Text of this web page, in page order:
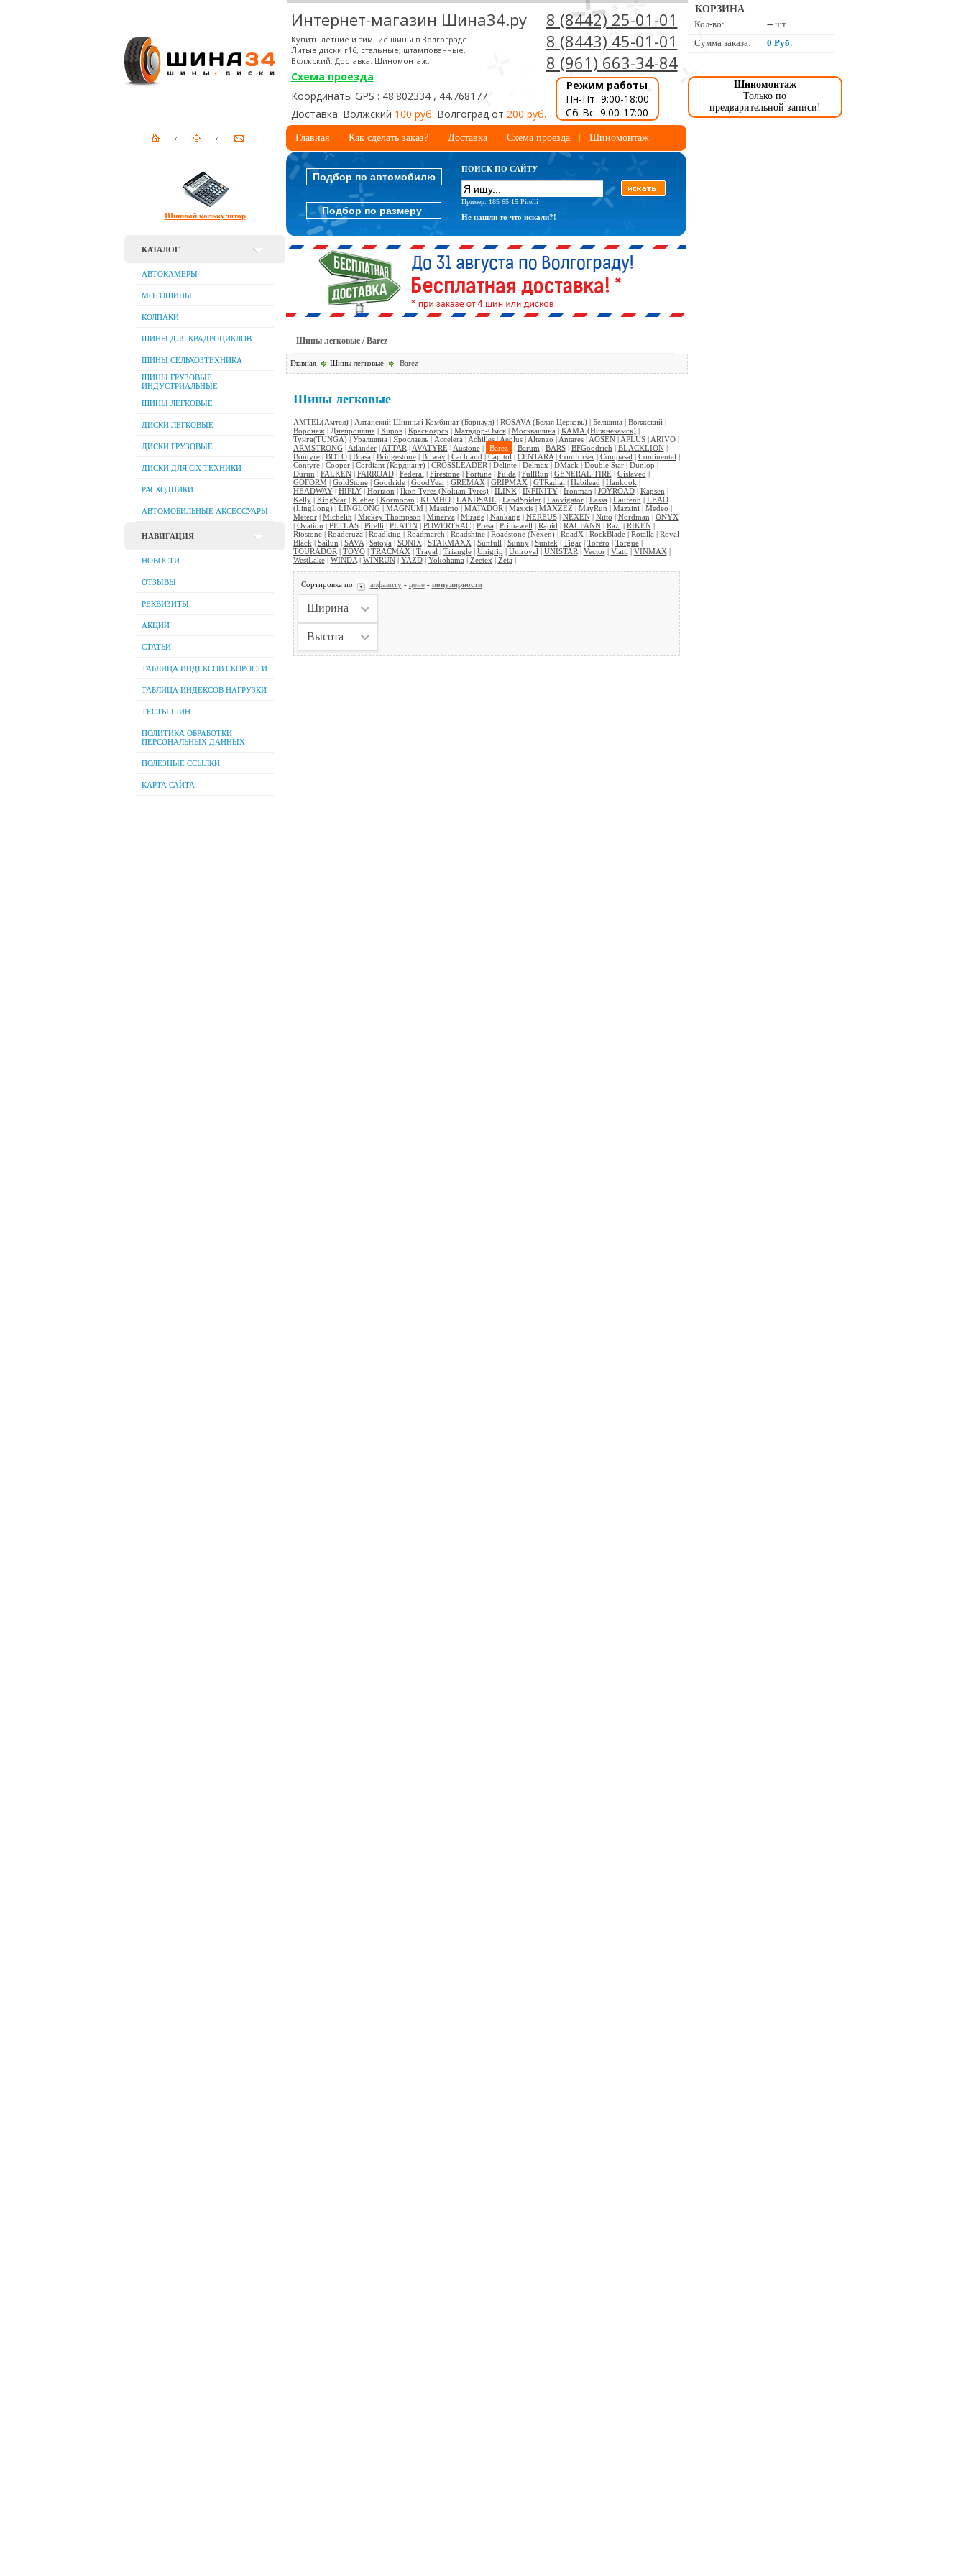
Интернет-магазин Шина34.ру
Купить летние и зимние шины в Волгограде.
Литые диски r16, стальные, штампованные.
Волжский. Доставка. Шиномонтаж.
Схема проезда
Координаты GPS : 48.802334 , 44.768177
Доставка: Волжский 100 руб. Волгоград от 200 руб.
8 (8442) 25-01-01
8 (8443) 45-01-01
8 (961) 663-34-84
Режим работы
Пн-Пт 9:00-18:00
Сб-Вс 9:00-17:00
КОРЗИНА
Кол-во:
--шт.
Сумма заказа:
0 Руб.
Шиномонтаж
Только по
предварительной записи!
Главная Как сделать заказ? Доставка Схема проезда Шиномонтаж
Шинный калькулятор
КАТАЛОГ
АВТОКАМЕРЫ
МОТОШИНЫ
КОЛПАКИ
ШИНЫ ДЛЯ КВАДРОЦИКЛОВ
ШИНЫ СЕЛЬХОЗТЕХНИКА
ШИНЫ ГРУЗОВЫЕ,
ИНДУСТРИАЛЬНЫЕ
ШИНЫ ЛЕГКОВЫЕ
ДИСКИ ЛЕГКОВЫЕ
ДИСКИ ГРУЗОВЫЕ
ДИСКИ ДЛЯ C|Х ТЕХНИКИ
РАСХОДНИКИ
АВТОМОБИЛЬНЫЕ АКСЕССУАРЫ
НАВИГАЦИЯ
НОВОСТИ
ОТЗЫВЫ
РЕКВИЗИТЫ
АКЦИИ
СТАТЬИ
ТАБЛИЦА ИНДЕКСОВ СКОРОСТИ
ТАБЛИЦА ИНДЕКСОВ НАГРУЗКИ
ТЕСТЫ ШИН
ПОЛИТИКА ОБРАБОТКИ
ПЕРСОНАЛЬНЫХ ДАННЫХ
ПОЛЕЗНЫЕ ССЫЛКИ
КАРТА САЙТА
ПОИСК ПО САЙТУ
Пример: 185 65 15 Pirelli
Не нашли то что искали?!
Подбор по автомобилю
Подбор по размеру
Шины легковые / Barez
Главная Шины легковые Barez
Шины легковые
AMTEL(Амтел)| Алтайский Шинный Комбинат (Барнаул)| ROSAVA (Белая Церковь)| Белшина | Волжский|
Воронеж| Днепрошина | Киров| Красноярск| Матадор-Омск| Москвашина | КАМА (Нижнекамск)|
Тунга(TUNGA)| Уралшина | Ярославль| Accelera | Achilles| Aeolus| Altenzo | Antares| AOSEN| APLUS| ARIVO|
ARMSTRONG| Atlander| ATTAR | AVATYRE| Austone| Barez | Barum | BARS| BFGoodrich | BLACKLION|
Bontyre| BOTO| Brasa | Bridgestone| Briway| Cachland |Capitol| CENTARA| Comforser| Compasal | Continental |
Contyre| Cooper| Cordiant (Кордиант)| CROSSLEADER | Delinte| Delmax | DMack | Double Star| Dunlop |
Durun | FALKEN| FARROAD| Federal | Firestone| Fortune| Fulda | FullRun | GENERAL TIRE| Gislaved |
GOFORM| GoldStone| Goodride| GoodYear| GREMAX | GRIPMAX | GTRadial | Habilead | Hankook |
HEADWAY| HIFLY| Horizon | Ikon Tyres (Nokian Tyres)| ILINK | INFINITY| Ironman | JOYROAD| Kapsen |
Kelly| KingStar| Kleber| Kormoran | KUMHO| LANDSAIL | LandSpider| Lanvigator| Lassa | Laufenn | LEAO
(LingLong)| LINGLONG| MAGNUM| Massimo | MATADOR | Maxxis| MAXZEZ | MayRun | Mazzini | Medeo |
Meteor| Michelin | Mickey Thompson | Minerva | Mirage| Nankang | NEREUS| NEXEN| Nitto | Nordman | ONYX
| Ovation | PETLAS| Pirelli | PLATIN| POWERTRAC| Presa | Primawell | Rapid | RAUFANN| Razi | RIKEN|
Riostone| Roadcruza | Roadking | Roadmarch | Roadshine| Roadstone (Nexen)| RoadX | RockBlade| Rotalla | Royal
Black | Sailun | SAVA| Satoya | SONIX | STARMAXX | Sunfull | Sunny| Suntek | Tigar| Torero | Torgue|
TOURADOR | TOYO| TRACMAX | Trayal | Triangle| Unigrip | Uniroyal | UNISTAR | Vector| Viatti | VINMAX |
WestLake| WINDA| WINRUN| YAZD| Yokohama | Zeetex | Zeta |
Сортировка по: алфавиту- цене- популярности